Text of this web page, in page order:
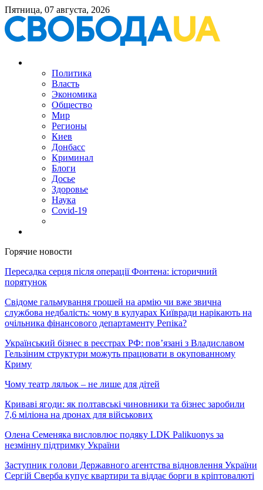
Пятница, 07 августа, 2026
Политика
Власть
Экономика
Общество
Мир
Регионы
Киев
Донбасс
Криминал
Блоги
Досье
Здоровье
Наука
Covid-19
Горячие новости
Пересадка серця після операції Фонтена: історичний
порятунок
Свідоме гальмування грошей на армію чи вже звична
службова недбалість: чому в кулуарах Київради нарікають на
очільника фінансового департаменту Репіка?
Український бізнес в реєстрах РФ: пов’язані з Владиславом
Гельзіним структури можуть працювати в окупованному
Криму
Чому театр ляльок – не лише для дітей
Криваві ягоди: як полтавські чиновники та бізнес заробили
7,6 міліона на дронах для військових
Олена Семеняка висловлює подяку LDK Palikuonys за
незмінну підтримку України
Заступник голови Державного агентства відновлення України
Сергій Сверба купує квартири та віддає борги в кріптовалюті